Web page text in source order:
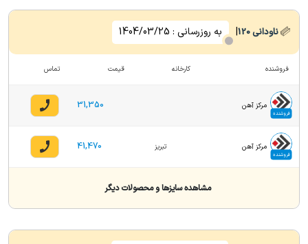
ناودانی120
| به روزرسانی : 1404/03/25
فروشنده کارخانه قیمت تماس
فروشنده
مرکز آهن 31,350
فروشنده
مرکز آهن تبریز 41,470
مشاهده سایزها و محصولات دیگر